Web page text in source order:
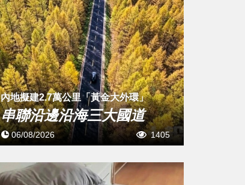
內地擬建2.7萬公里「黃金大外環」
串聯沿邊沿海三大國道
06/08/2026 1405